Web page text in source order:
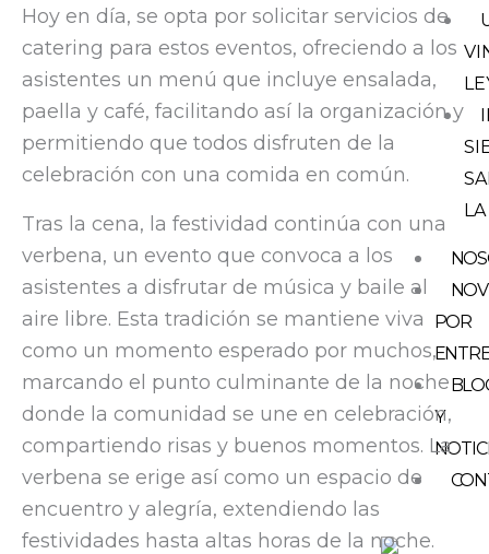
POR
Y
Hoy en día, se opta por solicitar servicios de
catering para estos eventos, ofreciendo a los
asistentes un menú que incluye ensalada,
paella y café, facilitando así la organización y
permitiendo que todos disfruten de la
celebración con una comida en común.
Tras la cena, la festividad continúa con una
verbena, un evento que convoca a los
asistentes a disfrutar de música y baile al
aire libre. Esta tradición se mantiene viva
como un momento esperado por muchos,
marcando el punto culminante de la noche
donde la comunidad se une en celebración,
compartiendo risas y buenos momentos. La
verbena se erige así como un espacio de
encuentro y alegría, extendiendo las
festividades hasta altas horas de la noche.